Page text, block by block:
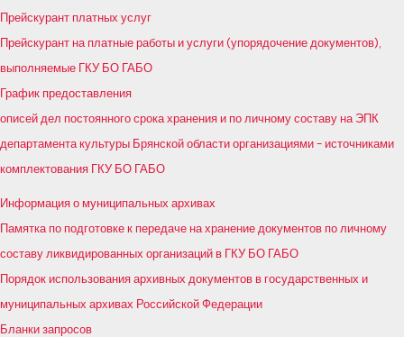
Прейскурант платных услуг
Прейскурант на платные работы и услуги (упорядочение документов),
выполняемые ГКУ БО ГАБО
График предоставления
описей дел постоянного срока хранения и по личному составу на ЭПК
департамента культуры Брянской области организациями – источниками
комплектования ГКУ БО ГАБО
Информация о муниципальных архивах
Памятка по подготовке к передаче на хранение документов по личному
составу ликвидированных организаций в ГКУ БО ГАБО
Порядок использования архивных документов в государственных и
муниципальных архивах Российской Федерации
Бланки запросов